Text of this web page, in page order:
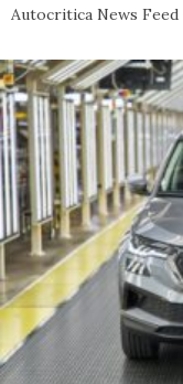
Autocritica News Feed